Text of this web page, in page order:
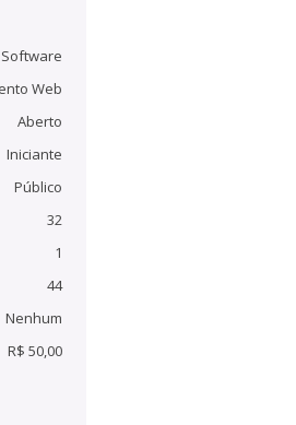
Web
Aberto
Iniciante
Público
32
1
44
Nenhum
R$ 50,00